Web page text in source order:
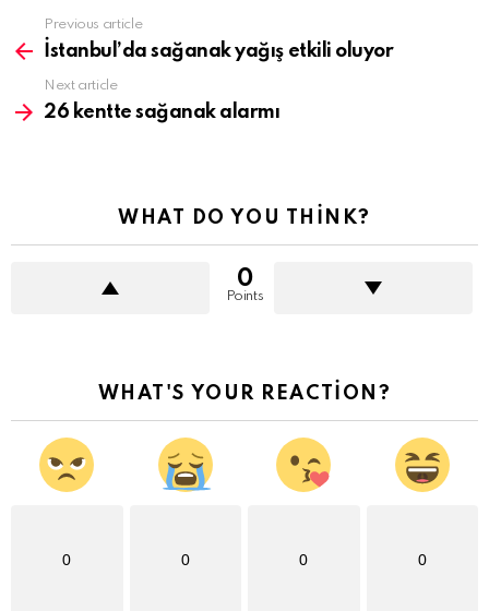
more
Previous article
İstanbul’da sağanak yağış etkili oluyor
Next article
26 kentte sağanak alarmı
WHAT DO YOU THINK?
0
Points
WHAT'S YOUR REACTION?
0 0 0 0